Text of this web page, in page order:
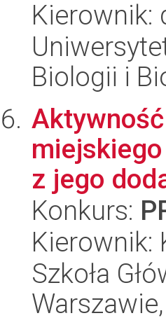
Kierownik:
Biologii i
z jego
Konkurs:
Kierownik:
Szkoła